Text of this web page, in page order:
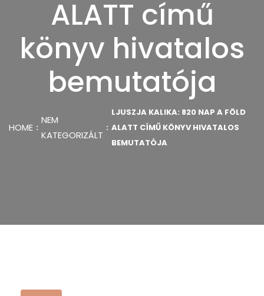
ALATT című
könyv hivatalos
bemutatója
HOME
NEM
KATEGORIZÁLT
LJUSZJA KALIKA: 820 NAP A FÖLD
ALATT CÍMŰ KÖNYV HIVATALOS
BEMUTATÓJA